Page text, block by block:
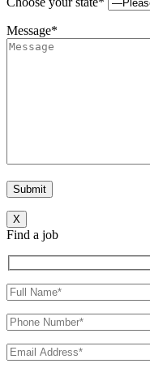
Message*
X
Find a job